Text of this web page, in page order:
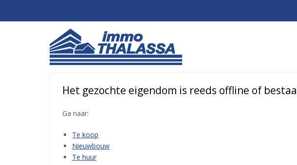
Het gezochte eigendom is reeds offline of
Ga naar:
Te koop
Nieuwbouw
Te huur